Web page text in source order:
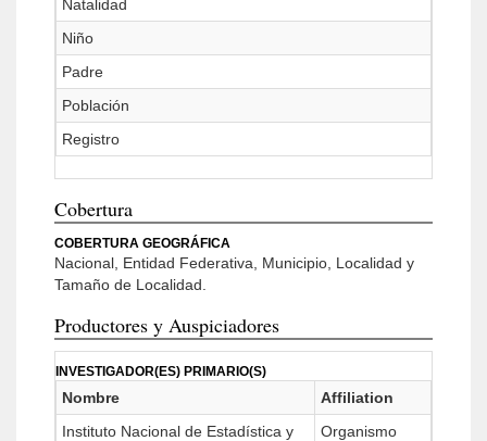
Natalidad
Niño
Padre
Población
Registro
Cobertura
COBERTURA GEOGRÁFICA
Nacional, Entidad Federativa, Municipio, Localidad y
Tamaño de Localidad.
Productores y Auspiciadores
INVESTIGADOR(ES) PRIMARIO(S)
Nombre
Affiliation
Instituto Nacional de Estadística y
Organismo